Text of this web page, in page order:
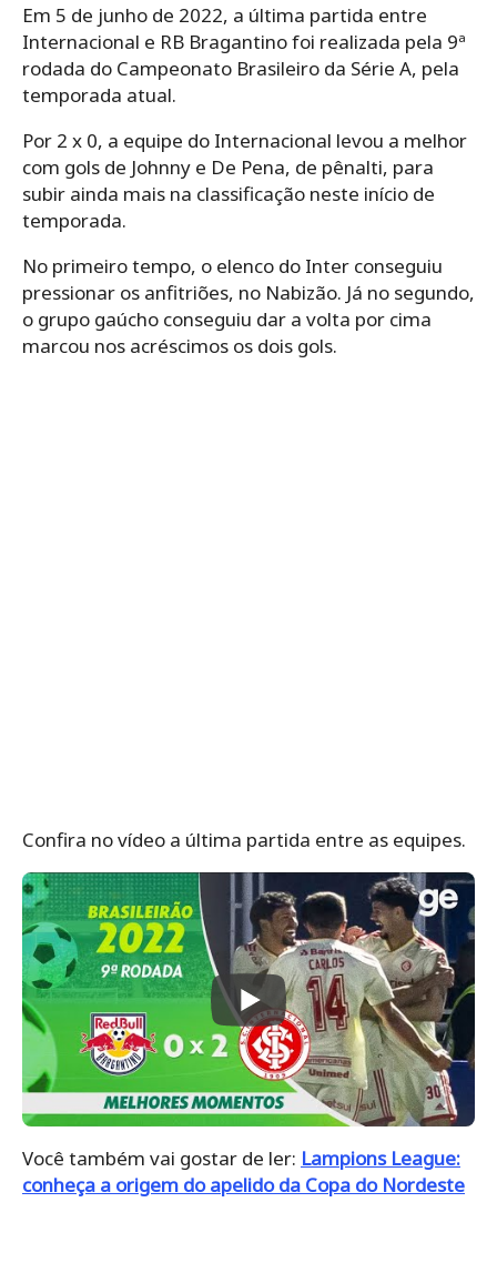
Em 5 de junho de 2022, a última partida entre
Internacional e RB Bragantino foi realizada pela 9ª
rodada do Campeonato Brasileiro da Série A, pela
temporada atual.
Por 2 x 0, a equipe do Internacional levou a melhor
com gols de Johnny e De Pena, de pênalti, para
subir ainda mais na classificação neste início de
temporada.
No primeiro tempo, o elenco do Inter conseguiu
pressionar os anfitriões, no Nabizão. Já no segundo,
o grupo gaúcho conseguiu dar a volta por cima
marcou nos acréscimos os dois gols.
Confira no vídeo a última partida entre as equipes.
Você também vai gostar de ler: Lampions League:
conheça a origem do apelido da Copa do Nordeste